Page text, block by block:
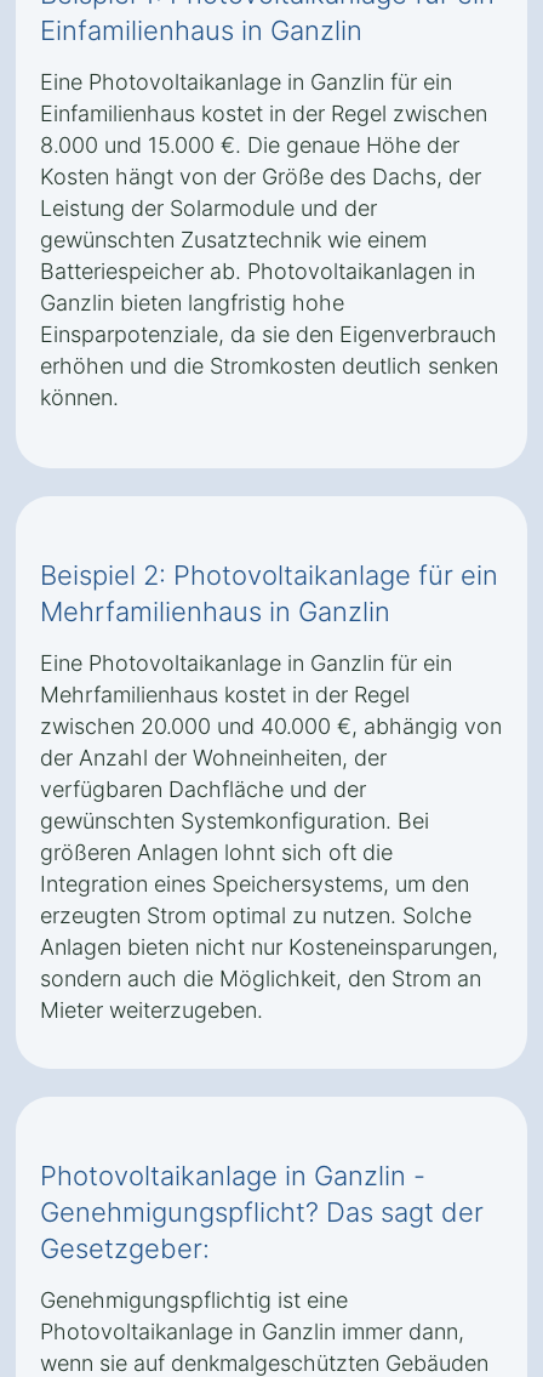
Einfamilienhaus in Ganzlin
Eine Photovoltaikanlage in Ganzlin für ein
Einfamilienhaus kostet in der Regel zwischen
8.000 und 15.000 €. Die genaue Höhe der
Kosten hängt von der Größe des Dachs, der
Leistung der Solarmodule und der
gewünschten Zusatztechnik wie einem
Batteriespeicher ab. Photovoltaikanlagen in
Ganzlin bieten langfristig hohe
Einsparpotenziale, da sie den Eigenverbrauch
erhöhen und die Stromkosten deutlich senken
können.
Beispiel 2: Photovoltaikanlage für ein
Mehrfamilienhaus in Ganzlin
Eine Photovoltaikanlage in Ganzlin für ein
Mehrfamilienhaus kostet in der Regel
zwischen 20.000 und 40.000 €, abhängig von
der Anzahl der Wohneinheiten, der
verfügbaren Dachfläche und der
gewünschten Systemkonfiguration. Bei
größeren Anlagen lohnt sich oft die
Integration eines Speichersystems, um den
erzeugten Strom optimal zu nutzen. Solche
Anlagen bieten nicht nur Kosteneinsparungen,
sondern auch die Möglichkeit, den Strom an
Mieter weiterzugeben.
Photovoltaikanlage in Ganzlin -
Genehmigungspflicht? Das sagt der
Gesetzgeber:
Genehmigungspflichtig ist eine
Photovoltaikanlage in Ganzlin immer dann,
wenn sie auf denkmalgeschützten Gebäuden